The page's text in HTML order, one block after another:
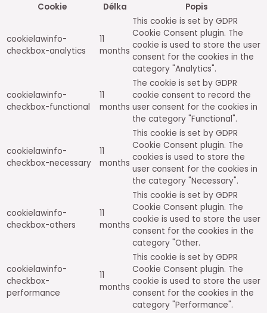
Cookie
Délka Popis
cookielawinfo-
checkbox-analytics
11
months
This cookie is set by GDPR
Cookie Consent plugin. The
cookie is used to store the user
consent for the cookies in the
category "Analytics".
cookielawinfo-
checkbox-functional
11
months
The cookie is set by GDPR
cookie consent to record the
user consent for the cookies in
the category "Functional".
cookielawinfo-
checkbox-necessary
11
months
This cookie is set by GDPR
Cookie Consent plugin. The
cookies is used to store the
user consent for the cookies in
the category "Necessary".
cookielawinfo-
checkbox-others
11
months
This cookie is set by GDPR
Cookie Consent plugin. The
cookie is used to store the user
consent for the cookies in the
category "Other.
cookielawinfo-
checkbox-
performance
11
months
This cookie is set by GDPR
Cookie Consent plugin. The
cookie is used to store the user
consent for the cookies in the
category "Performance".